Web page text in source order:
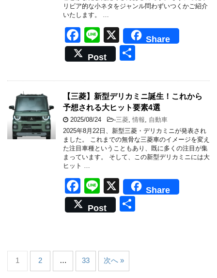
k
リビア的な小ネタをジャンル問わずいつくかご紹介
いたします。 …
F
a
c
e
b
o
o
k
Li
n
e
X
Share
Post
【三菱】新型デリカミニ誕生！これから
予想される大ヒット要素4選
2025/08/24 -三菱 情報
自動車
2025年8月22日、新型三菱・デリカミニが発表され
ました。 これまでの無骨な三菱車のイメージを変え
た注目車種ということもあり、既に多くの注目が集
まっています。 そして、この新型デリカミニには大
ヒット …
F
a
c
b
o
Li
n
e
X
Share
Post
1 2 … 33 次へ »